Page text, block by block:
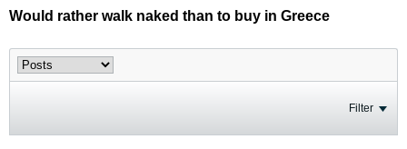
Would rather walk naked than to buy in Greece
Filter